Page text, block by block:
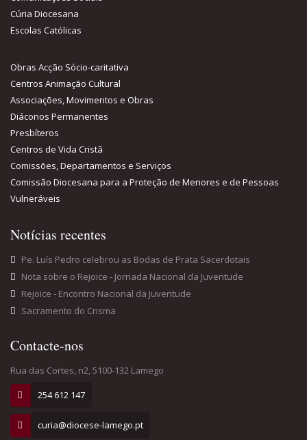
Cúria Diocesana
Escolas Católicas
Obras Acção Sócio-caritativa
Centros Animação Cultural
Associações, Movimentos e Obras
Diáconos Permanentes
Presbíteros
Centros de Vida Cristã
Comissões, Departamentos e Serviços
Comissão Diocesana para a Proteção de Menores e de Pessoas
Vulneráveis
Notícias recentes
Pe. Luís Pedro celebrou as Bodas de Prata Sacerdotais
Nota sobre o Rejoice - Jornada Nacional da Juventude
Rejoice - Encontro Nacional da Juventude
Sacramento do Crisma
Contacte-nos
Rua das Cortes, n2, 5100-132 Lamego
254 612 147
curia@diocese-lamego.pt